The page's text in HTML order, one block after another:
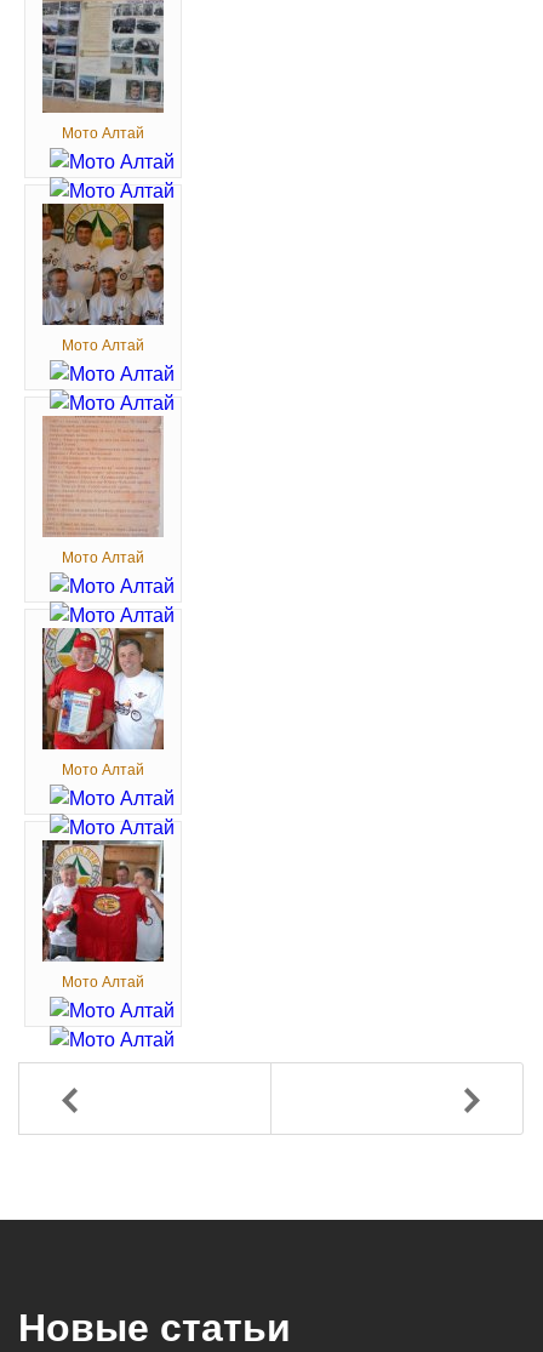
Мото Алтай
Мото Алтай
Мото Алтай
Мото Алтай
Мото Алтай
Назад Вперед
Новые статьи